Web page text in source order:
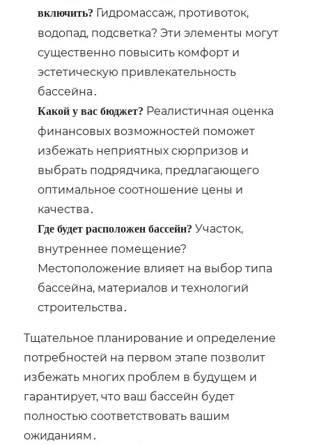
включить? Гидромассаж, противоток,
водопад, подсветка? Эти элементы могут
существенно повысить комфорт и
эстетическую привлекательность
бассейна․
Какой у вас бюджет? Реалистичная оценка
финансовых возможностей поможет
избежать неприятных сюрпризов и
выбрать подрядчика, предлагающего
оптимальное соотношение цены и
качества․
Где будет расположен бассейн? Участок,
внутреннее помещение?
Местоположение влияет на выбор типа
бассейна, материалов и технологий
строительства․
Тщательное планирование и определение
потребностей на первом этапе позволит
избежать многих проблем в будущем и
гарантирует, что ваш бассейн будет
полностью соответствовать вашим
ожиданиям․